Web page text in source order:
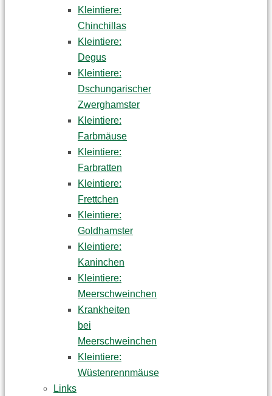
Kleintiere:
Chinchillas
Kleintiere:
Degus
Kleintiere:
Dschungarischer
Zwerghamster
Kleintiere:
Farbmäuse
Kleintiere:
Farbratten
Kleintiere:
Frettchen
Kleintiere:
Goldhamster
Kleintiere:
Kaninchen
Kleintiere:
Meerschweinchen
Krankheiten
bei
Meerschweinchen
Kleintiere:
Wüstenrennmäuse
Links